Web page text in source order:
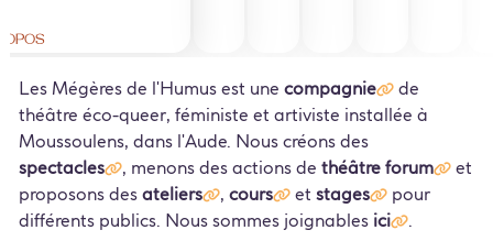
Les Mégères de l'Humus est une compagnie
de
théâtre éco-queer, féministe et artiviste installée à
Moussoulens, dans l'Aude. Nous créons des
spectacles
, menons des actions de théâtre forum
et
proposons des ateliers , cours et stages
pour
différents publics. Nous sommes joignables ici .